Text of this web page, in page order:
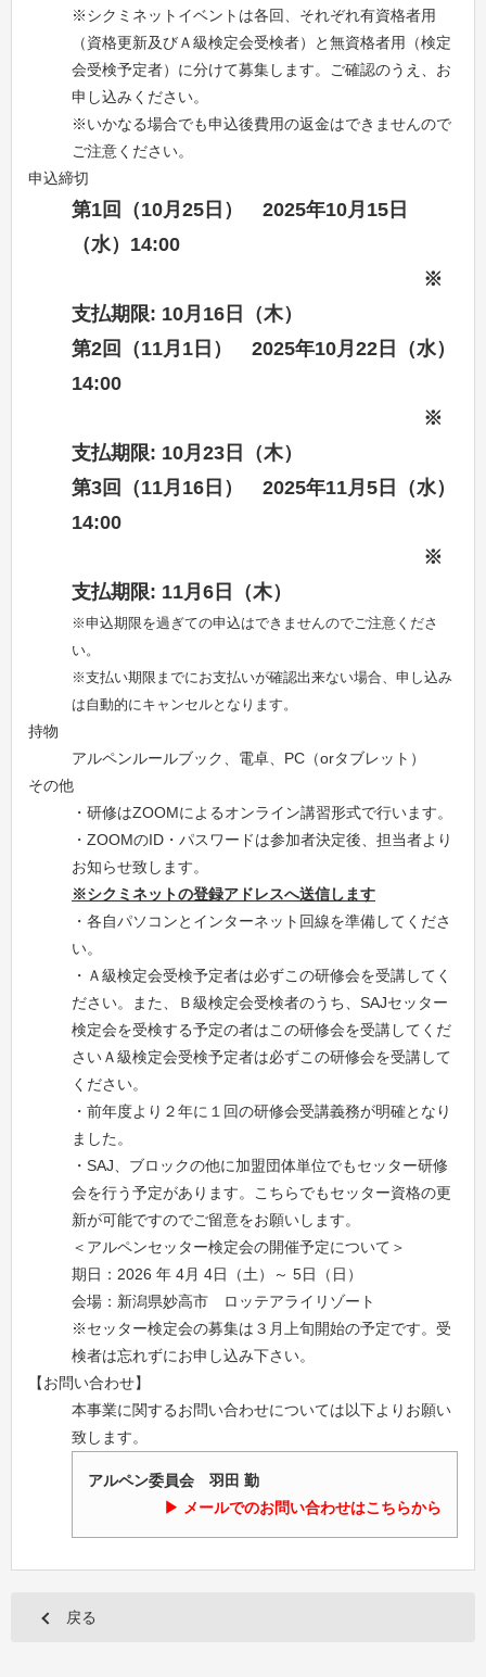
※シクミネットイベントは各回、それぞれ有資格者用
（資格更新及びＡ級検定会受検者）と無資格者用（検定
会受検予定者）に分けて募集します。ご確認のうえ、お
申し込みください。
※いかなる場合でも申込後費用の返金はできませんので
ご注意ください。
申込締切
第1回（10月25日） 2025年10月15日
（水）14:00
※
支払期限: 10月16日（木）
第2回（11月1日） 2025年10月22日（水）
14:00
※
支払期限: 10月23日（木）
第3回（11月16日） 2025年11月5日（水）
14:00
※
支払期限: 11月6日（木）
※申込期限を過ぎての申込はできませんのでご注意くださ
い。
※支払い期限までにお支払いが確認出来ない場合、申し込み
は自動的にキャンセルとなります。
持物
アルペンルールブック、電卓、PC（orタブレット）
その他
・研修はZOOMによるオンライン講習形式で行います。
・ZOOMのID・パスワードは参加者決定後、担当者より
お知らせ致します。
※シクミネットの登録アドレスへ送信します
・各自パソコンとインターネット回線を準備してくださ
い。
・Ａ級検定会受検予定者は必ずこの研修会を受講してく
ださい。また、Ｂ級検定会受検者のうち、SAJセッター
検定会を受検する予定の者はこの研修会を受講してくだ
さいＡ級検定会受検予定者は必ずこの研修会を受講して
ください。
・前年度より２年に１回の研修会受講義務が明確となり
ました。
・SAJ、ブロックの他に加盟団体単位でもセッター研修
会を行う予定があります。こちらでもセッター資格の更
新が可能ですのでご留意をお願いします。
＜アルペンセッター検定会の開催予定について＞
期日：2026 年 4月 4日（土）～ 5日（日）
会場：新潟県妙高市 ロッテアライリゾート
※セッター検定会の募集は３月上旬開始の予定です。受
検者は忘れずにお申し込み下さい。
【お問い合わせ】
本事業に関するお問い合わせについては以下よりお願い
致します。
アルペン委員会 羽田 勤
メールでのお問い合わせはこちらから
戻る